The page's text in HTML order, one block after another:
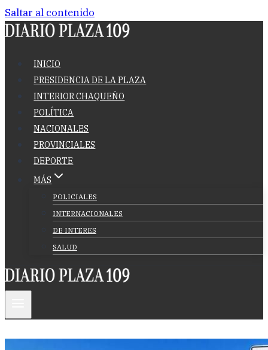
Saltar al contenido
INICIO
PRESIDENCIA DE LA PLAZA
INTERIOR CHAQUEÑO
POLÍTICA
NACIONALES
PROVINCIALES
DEPORTE
MÁS
POLICIALES
INTERNACIONALES
DE INTERES
SALUD